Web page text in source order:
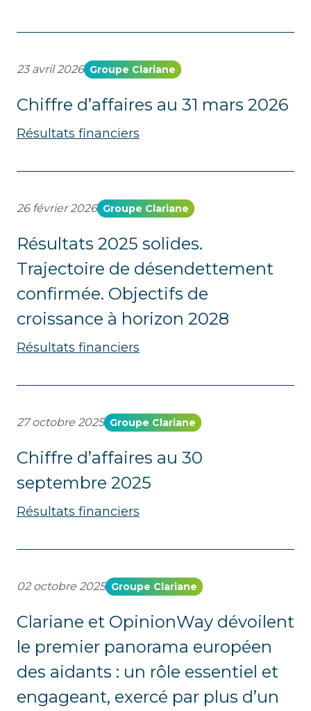
Chiffre d’affaires au 31 mars 2026
23 avril 2026 Groupe Clariane
Résultats financiers
Résultats 2025 solides.
Trajectoire de désendettement
confirmée. Objectifs de
croissance à horizon 2028
26 février 2026 Groupe Clariane
Résultats financiers
Chiffre d’affaires au 30
septembre 2025
27 octobre 2025 Groupe Clariane
Résultats financiers
Clariane et OpinionWay dévoilent
le premier panorama européen
des aidants : un rôle essentiel et
engageant, exercé par plus d’un
02 octobre 2025 Groupe Clariane